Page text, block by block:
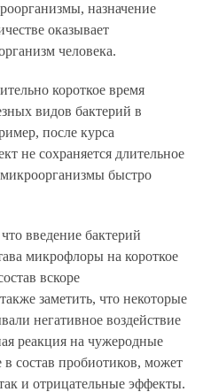
назначение
оказывает
человека.
короткое время
видов бактерий в
после курса
не сохраняется длительное
быстро
введение бактерий
микрофлоры на короткое
вскоре
заметить, что некоторые
негативное воздействие
реакция на чужеродные
состав пробиотиков, может
и отрицательные эффекты.